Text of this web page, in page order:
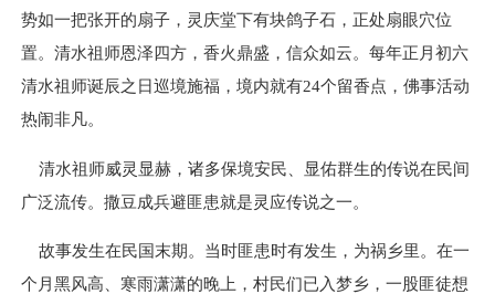
势如一把张开的扇子，灵庆堂下有块鸽子石，正处扇眼穴位
置。清水祖师恩泽四方，香火鼎盛，信众如云。每年正月初六
清水祖师诞辰之日巡境施福，境内就有24个留香点，佛事活动
热闹非凡。
清水祖师威灵显赫，诸多保境安民、显佑群生的传说在民间
广泛流传。撒豆成兵避匪患就是灵应传说之一。
故事发生在民国末期。当时匪患时有发生，为祸乡里。在一
个月黑风高、寒雨潇潇的晚上，村民们已入梦乡，一股匪徒想